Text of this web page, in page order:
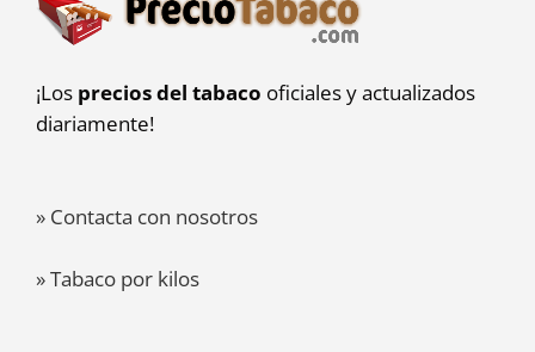
¡Los precios del tabaco oficiales y actualizados
diariamente!
» Contacta con nosotros
» Tabaco por kilos